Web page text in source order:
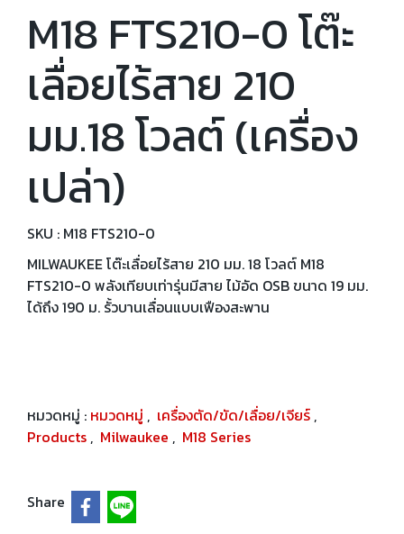
M18 FTS210-0 โต๊ะ
เลื่อยไร้สาย 210
มม.18 โวลต์ (เครื่อง
เปล่า)
SKU : M18 FTS210-0
MILWAUKEE โต๊ะเลื่อยไร้สาย 210 มม. 18 โวลต์ M18
FTS210-0 พลังเทียบเท่ารุ่นมีสาย ไม้อัด OSB ขนาด 19 มม.
ได้ถึง 190 ม. รั้วบานเลื่อนแบบเฟืองสะพาน
หมวดหมู่ : หมวดหมู่ , เครื่องตัด/ขัด/เลื่อย/เจียร์ ,
Products , Milwaukee , M18 Series
Share